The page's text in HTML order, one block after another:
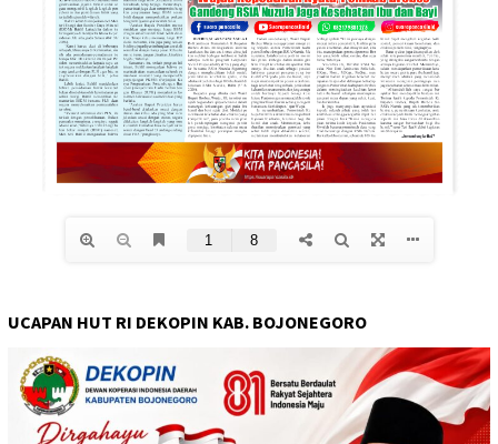
UCAPAN HUT RI DEKOPIN KAB. BOJONEGORO